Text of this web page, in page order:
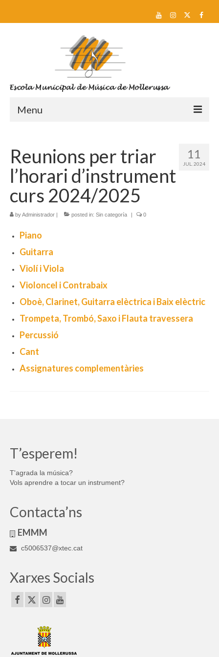
Menu
Escola
Sobre nosaltres
Equip docent
Pla d’estudis
Consell Escolar
Calendari escolar
AFA
Lloguer d’instruments
Taxes
Activitats
11
JUL. 2024
Reunions per triar
l’horari d’instrument
curs 2024/2025
byAdministrador | posted in: Sin categoría | 0
Piano
Guitarra
Violí i Viola
Violoncel i Contrabaix
Oboè, Clarinet, Guitarra elèctrica i Baix elèctric
Trompeta, Trombó, Saxo i Flauta travessera
Percussió
Cant
Assignatures complementàries
T’esperem!
T'agrada la música?
Vols aprendre a tocar un instrument?
Contacta’ns
EMMM
c5006537@xtec.cat
Xarxes Socials